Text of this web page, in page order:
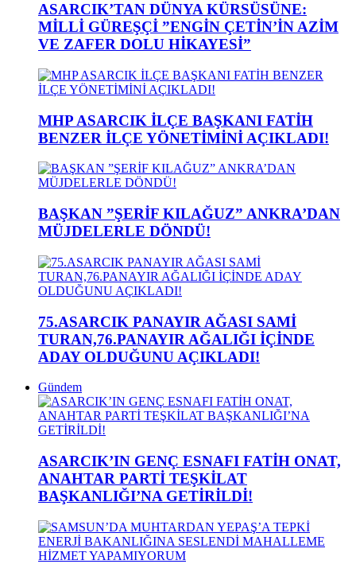
ASARCIK’TAN DÜNYA KÜRSÜSÜNE:
MİLLİ GÜREŞÇİ ”ENGİN ÇETİN’İN AZİM
VE ZAFER DOLU HİKAYESİ”
MHP ASARCIK İLÇE BAŞKANI FATİH
BENZER İLÇE YÖNETİMİNİ AÇIKLADI!
BAŞKAN ”ŞERİF KILAĞUZ” ANKRA’DAN
MÜJDELERLE DÖNDÜ!
75.ASARCIK PANAYIR AĞASI SAMİ
TURAN,76.PANAYIR AĞALIĞI İÇİNDE
ADAY OLDUĞUNU AÇIKLADI!
Gündem
ASARCIK’IN GENÇ ESNAFI FATİH ONAT,
ANAHTAR PARTİ TEŞKİLAT
BAŞKANLIĞI’NA GETİRİLDİ!